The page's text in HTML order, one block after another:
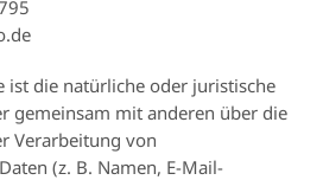
ist die natürliche oder juristische
gemeinsam mit anderen über die
Verarbeitung von
(z. B. Namen, E-Mail-